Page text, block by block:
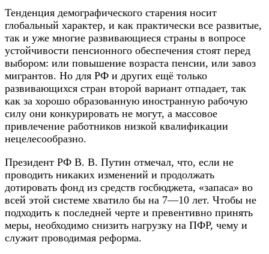
Тенденция демографического старения носит
глобальный характер, и как практически все развитые,
так и уже многие развивающиеся страны в вопросе
устойчивости пенсионного обеспечения стоят перед
выбором: или повышение возраста пенсии, или завоз
мигрантов. Но для РФ и других ещё только
развивающихся стран второй вариант отпадает, так
как за хорошо образованную иностранную рабочую
силу они конкурировать не могут, а массовое
привлечение работников низкой квалификации
нецелесообразно.
Президент РФ В. В. Путин отмечал, что, если не
проводить никаких изменений и продолжать
дотировать фонд из средств госбюджета, «запаса» во
всей этой системе хватило бы на 7—10 лет. Чтобы не
подходить к последней черте и превентивно принять
меры, необходимо снизить нагрузку на ПФР, чему и
служит проводимая реформа.